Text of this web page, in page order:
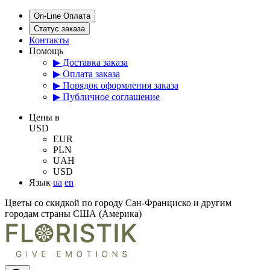
On-Line Оплата
Статус заказа
Контакты
Помощь
▶ Доставка заказа
▶ Оплата заказа
▶ Порядок оформления заказа
▶ Публичное соглашение
Цены в
USD
EUR
PLN
UAH
USD
Язык ua en
Цветы со скидкой по городу Сан-Франциско и другим
городам страны США (Америка)